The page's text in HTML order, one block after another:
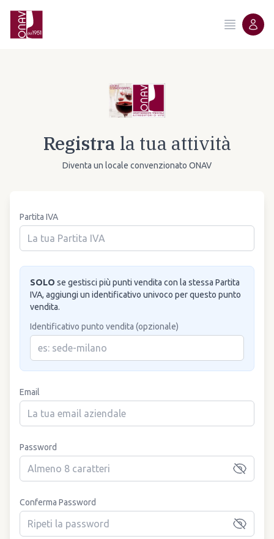
Registra la tua attività
Diventa un locale convenzionato ONAV
Partita IVA
SOLO se gestisci più punti vendita con la stessa Partita
IVA, aggiungi un identificativo univoco per questo punto
vendita.
Identificativo punto vendita (opzionale)
Email
Password
Conferma Password